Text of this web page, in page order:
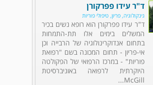
ד"ר עידו פפרקורן
גינקולוגיה, פריון, טיפולי פוריות
ד"ר עידו פפרקורן הוא רופא נשים בכיר
המשלים בימים אלו תת-התמחות
בתחום אנדוקרינולוגיה של הרבייה וכן
אי-פריון - תחום המכונה בשם "רפואת
פוריות" - במרכז הרפואי של הפקולטה
היוקרתית לרפואה באוניברסיטת
McGill...